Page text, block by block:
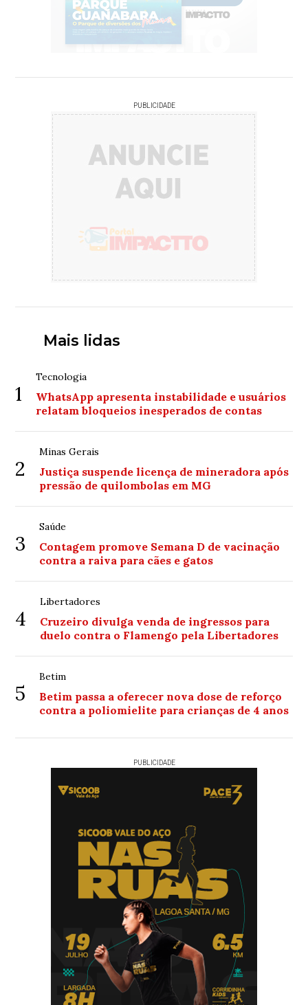
PUBLICIDADE
Mais lidas
1
Tecnologia
WhatsApp apresenta instabilidade e usuários
relatam bloqueios inesperados de contas
2
Minas Gerais
Justiça suspende licença de mineradora após
pressão de quilombolas em MG
3
Saúde
Contagem promove Semana D de vacinação
contra a raiva para cães e gatos
4
Libertadores
Cruzeiro divulga venda de ingressos para
duelo contra o Flamengo pela Libertadores
5
Betim
Betim passa a oferecer nova dose de reforço
contra a poliomielite para crianças de 4 anos
PUBLICIDADE